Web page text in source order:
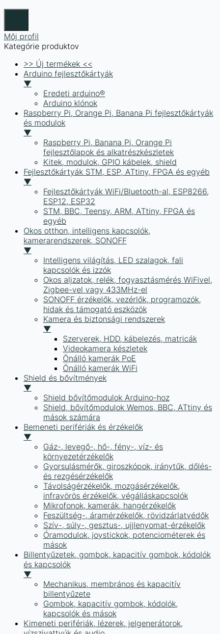
Môj profil
Kategórie produktov
>> Új termékek <<
Arduino fejlesztőkártyák
▼
Eredeti arduino®
Arduino klónok
Raspberry Pi, Orange Pi, Banana Pi fejlesztőkártyák
és modulok
▼
Raspberry Pi, Banana Pi, Orange Pi
fejlesztőlapok és alkatrészkészletek
Kitek, modulok, GPIO kábelek, shield
Fejlesztőkártyák STM, ESP, ATtiny, FPGA és egyéb
▼
Fejlesztőkártyák WiFi/Bluetooth-al, ESP8266,
ESP12, ESP32
STM, BBC, Teensy, ARM, ATtiny, FPGA és
egyéb
Okos otthon, intelligens kapcsolók,
kamerarendszerek, SONOFF
▼
Intelligens világítás, LED szalagok, fali
kapcsolók és izzók
Okos aljzatok, relék, fogyasztásmérés WiFivel,
Zigbee-vel vagy 433MHz-el
SONOFF érzékelők, vezérlők, programozók,
hidak és támogató eszközök
Kamera és biztonsági rendszerek
▼
Szerverek, HDD, kábelezés, matricák
Videokamera készletek
Önálló kamerák PoE
Önálló kamerák WiFi
Shield és bővítmények
▼
Shield bővítőmodulok Arduino-hoz
Shield, bővítőmodulok Wemos, BBC, ATtiny és
mások számára
Bemeneti perifériák és érzékelők
▼
Gáz-, levegő-, hő-, fény-, víz- és
környezetérzékelők
Gyorsulásmérők, giroszkópok, iránytűk, dőlés-
és rezgésérzékelők
Távolságérzékelők, mozgásérzékelők,
infravörös érzékelők, végálláskapcsolók
Mikrofonok, kamerák, hangérzékelők
Feszültség-, áramérzékelők, rövidzárlatvédők
Szív-, súly-, gesztus-, ujjlenyomat-érzékelők
Óramodulok, joystickok, potenciométerek és
mások
Billentyűzetek, gombok, kapacitív gombok, kódolók
és kapcsolók
▼
Mechanikus, membrános és kapacitív
billentyűzete
Gombok, kapacitív gombok, kódolók,
kapcsolók és mások
Kimeneti perifériák, lézerek, jelgenerátorok,